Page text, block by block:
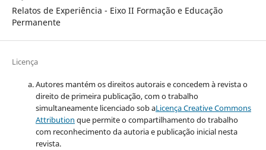
Relatos de Experiência - Eixo II Formação e Educação
Permanente
Licença
Autores mantém os direitos autorais e concedem à revista o
direito de primeira publicação, com o trabalho
simultaneamente licenciado sob aLicença Creative Commons
Attribution que permite o compartilhamento do trabalho
com reconhecimento da autoria e publicação inicial nesta
revista.